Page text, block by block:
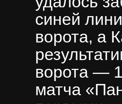
синей
ворота, а
ворота —
матча